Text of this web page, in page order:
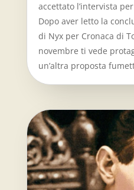
accettato l’intervista
Dopo aver letto la
di Nyx per Cronaca di
novembre ti vede
un’altra proposta